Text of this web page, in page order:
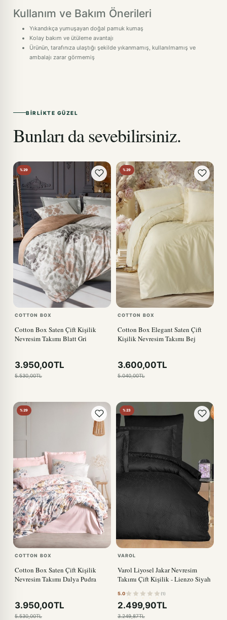
Kullanım ve Bakım Önerileri
Yıkandıkça yumuşayan doğal pamuk kumaş
Kolay bakım ve ütüleme avantajı
Ürünün, tarafınıza ulaştığı şekilde yıkanmamış, kullanılmamış ve
ambalajı zarar görmemiş
BIRLIKTE GÜZEL
Bunları da sevebilirsiniz.
%29
COTTON BOX
Cotton Box Saten Çift Kişilik
Nevresim Takımı Blatt Gri
3.950,00TL
5.530,00TL
%29
COTTON BOX
Cotton Box Elegant Saten Çift
Kişilik Nevresim Takımı Bej
3.600,00TL
5.040,00TL
%29
COTTON BOX
Cotton Box Saten Çift Kişilik
Nevresim Takımı Dalya Pudra
3.950,00TL
5.530,00TL
%23
VAROL
Varol Liyosel Jakar Nevresim
Takımı Çift Kişilik - Lienzo Siyah
5.0 (1)
2.499,90TL
3.249,87TL